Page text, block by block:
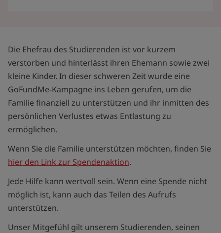
Die Ehefrau des Studierenden ist vor kurzem
verstorben und hinterlässt ihren Ehemann sowie zwei
kleine Kinder. In dieser schweren Zeit wurde eine
GoFundMe-Kampagne ins Leben gerufen, um die
Familie finanziell zu unterstützen und ihr inmitten des
persönlichen Verlustes etwas Entlastung zu
ermöglichen.
Wenn Sie die Familie unterstützen möchten, finden Sie
hier den Link zur Spendenaktion.
Jede Hilfe kann wertvoll sein. Wenn eine Spende nicht
möglich ist, kann auch das Teilen des Aufrufs
unterstützen.
Unser Mitgefühl gilt unserem Studierenden, seinen